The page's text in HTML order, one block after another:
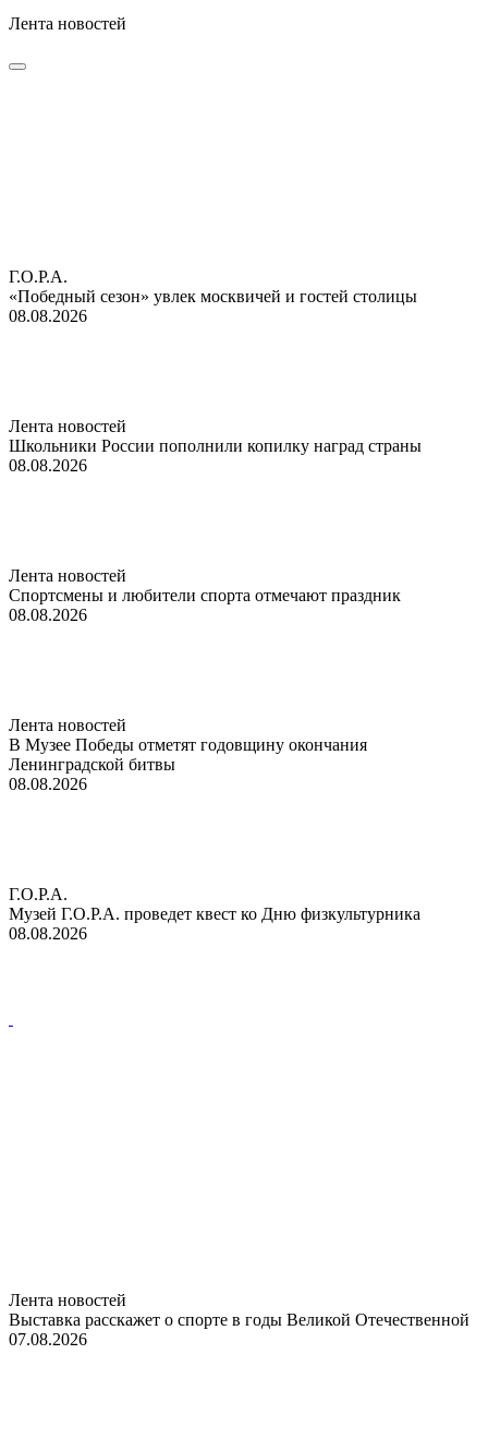
Лента новостей
Г.О.Р.А.
«Победный сезон» увлек москвичей и гостей столицы
08.08.2026
Лента новостей
Школьники России пополнили копилку наград страны
08.08.2026
Лента новостей
Спортсмены и любители спорта отмечают праздник
08.08.2026
Лента новостей
В Музее Победы отметят годовщину окончания
Ленинградской битвы
08.08.2026
Г.О.Р.А.
Музей Г.О.Р.А. проведет квест ко Дню физкультурника
08.08.2026
Лента новостей
Выставка расскажет о спорте в годы Великой Отечественной
07.08.2026